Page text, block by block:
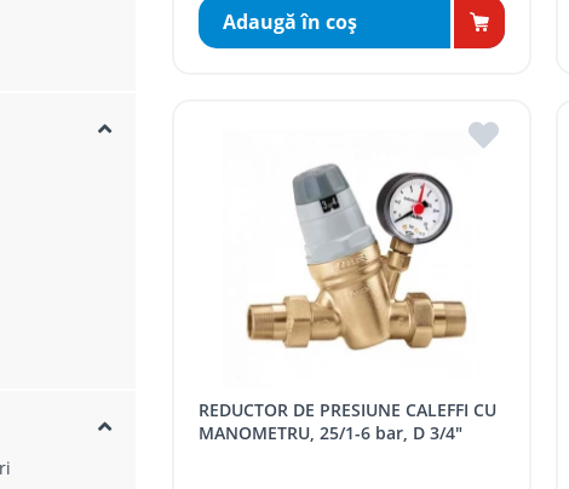
Adaugă în coş
REDUCTOR DE PRESIUNE CALEFFI CU
MANOMETRU, 25/1-6 bar, D 3/4"